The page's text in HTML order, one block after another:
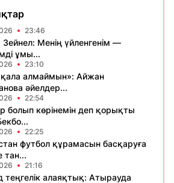
23:46
Зейнел: Менің үйленгенім —
ұмы...
23:10
қала алмаймын»: Айжан
әйелдер...
22:54
болып көрінемін деп қорықты
22:25
футбол құрамасын басқаруға
тан...
21:16
теңгелік алаяқтық: Атырауда